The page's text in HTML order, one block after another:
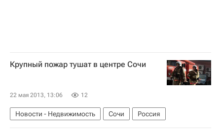
Крупный пожар тушат в центре Сочи
22 мая 2013, 13:06 12
Новости - Недвижимость Сочи Россия